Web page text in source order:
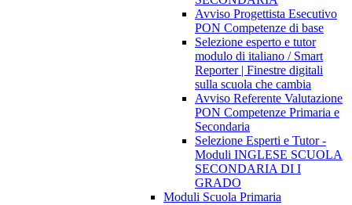
Avviso Progettista Esecutivo
PON Competenze di base
Selezione esperto e tutor
modulo di italiano / Smart
Reporter | Finestre digitali
sulla scuola che cambia
Avviso Referente Valutazione
PON Competenze Primaria e
Secondaria
Selezione Esperti e Tutor -
Moduli INGLESE SCUOLA
SECONDARIA DI I
GRADO
Moduli Scuola Primaria